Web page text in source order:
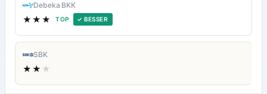
Debeka BKK
★★★ TOP ✓ BESSER
SBK
★★ ★